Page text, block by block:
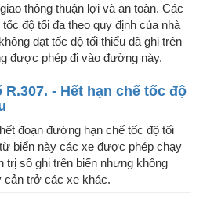
thông thuận lợi và an toàn. Các
tốc độ tối đa theo quy định của nhà
đạt tốc độ tối thiểu đã ghi trên
được phép đi vào đường này.
R.307. - Hết hạn chế tốc độ
đoạn đường hạn chế tốc độ tối
biển này các xe được phép chạy
trị số ghi trên biển nhưng không
cản trở các xe khác.